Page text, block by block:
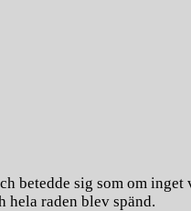
betedde sig som om inget
hela raden blev spänd.